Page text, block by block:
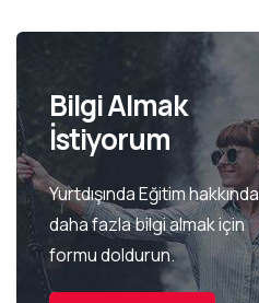
Bilgi Almak
İstiyorum
Yurtdışında Eğitim hakkında
daha fazla bilgi almak için
formu doldurun.